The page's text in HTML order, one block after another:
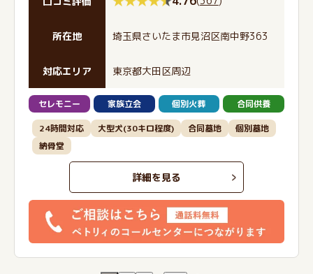
所在地 埼玉県さいたま市見沼区南中野363
対応エリア 東京都大田区周辺
セレモニー 家族立会 個別火葬 合同供養
24時間対応 大型犬(30キロ程度) 合同墓地
個別墓地
納骨堂
詳細を見る